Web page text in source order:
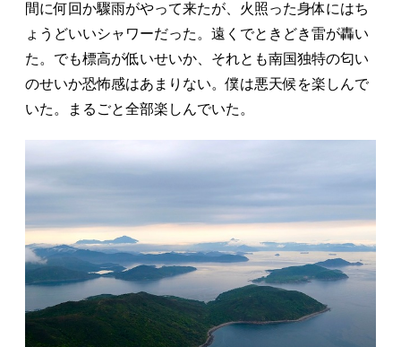
間に何回か驟雨がやって来たが、火照った身体にはち
ょうどいいシャワーだった。遠くでときどき雷が轟い
た。でも標高が低いせいか、それとも南国独特の匂い
のせいか恐怖感はあまりない。僕は悪天候を楽しんで
いた。まるごと全部楽しんでいた。